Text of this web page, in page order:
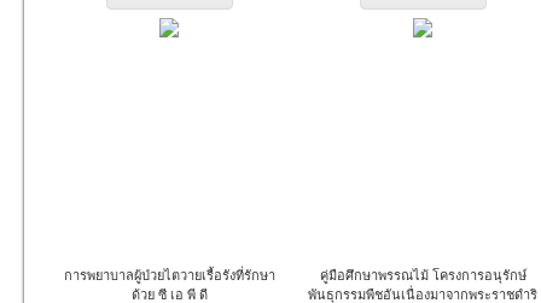
การพยาบาลผู้ป่วยไตวายเรื้อรังที่รักษา
ด้วย ซี เอ พี ดี
คู่มือศึกษาพรรณไม้ โครงการอนุรักษ์
พันธุกรรมพืชอันเนื่องมาจากพระราชดำริ